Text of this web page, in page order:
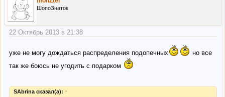
ШопоЗнаток
22 Октябрь 2013 в 21:38
уже не могу дождаться распределения подопечных
но все
так же боюсь не угодить с подарком
SAbrina сказал(а): ↑